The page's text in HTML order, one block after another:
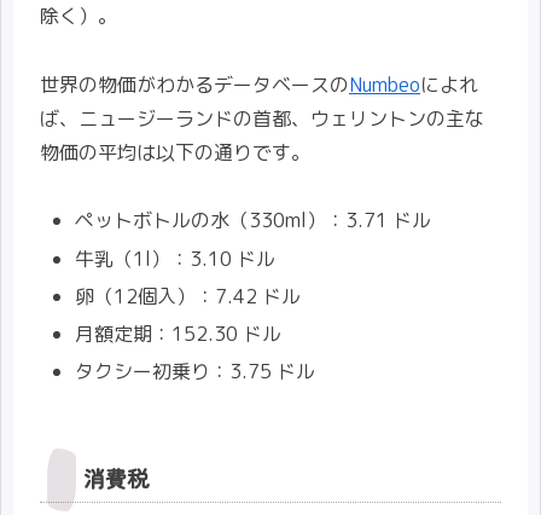
除く）。
世界の物価がわかるデータベースのNumbeoによれ
ば、ニュージーランドの首都、ウェリントンの主な
物価の平均は以下の通りです。
ペットボトルの水（330ml）：3.71 ドル
牛乳（1l）：3.10 ドル
卵（12個入）：7.42 ドル
月額定期：152.30 ドル
タクシー初乗り：3.75 ドル
消費税